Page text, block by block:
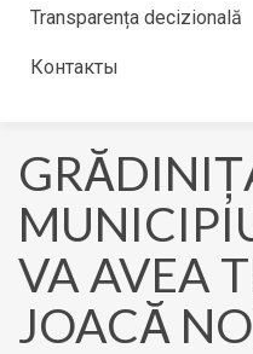
Transparența decizională
Контакты
VA AVEA
JOACĂ